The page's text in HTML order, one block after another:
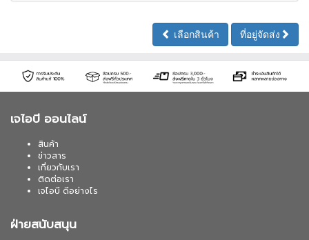
เลือกสินค้า ที่อยู่จัดส่ง
เจไอบี ออนไลน์
สินค้า
ข่าวสาร
เกี่ยวกับเรา
ติดต่อเรา
เจไอบี ดีอย่างไร
ฝ่ายสนับสนุน